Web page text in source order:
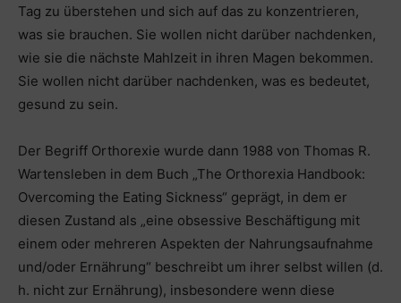
Tag zu überstehen und sich auf das zu konzentrieren,
was sie brauchen. Sie wollen nicht darüber nachdenken,
wie sie die nächste Mahlzeit in ihren Magen bekommen.
Sie wollen nicht darüber nachdenken, was es bedeutet,
gesund zu sein.
Der Begriff Orthorexie wurde dann 1988 von Thomas R.
Wartensleben in dem Buch „The Orthorexia Handbook:
Overcoming the Eating Sickness“ geprägt, in dem er
diesen Zustand als „eine obsessive Beschäftigung mit
einem oder mehreren Aspekten der Nahrungsaufnahme
und/oder Ernährung“ beschreibt um ihrer selbst willen (d.
h. nicht zur Ernährung), insbesondere wenn diese